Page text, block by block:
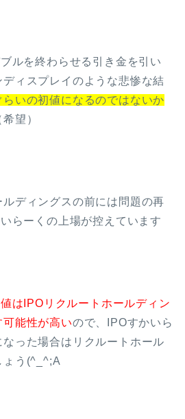
ルを終わらせる引き金を引い
ィスプレイのような悲惨な結
らいの初値になるのではないか
望）
ディングスの前には問題の再
らーくの上場が控えています
はIPOリクルートホールディン
能性が高いので、IPOすかいら
った場合はリクルートホール
う(^_^;A